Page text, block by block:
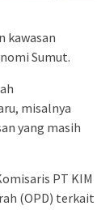
kawasan
Sumut.
misalnya
yang masih
PT KIM
(OPD) terkait